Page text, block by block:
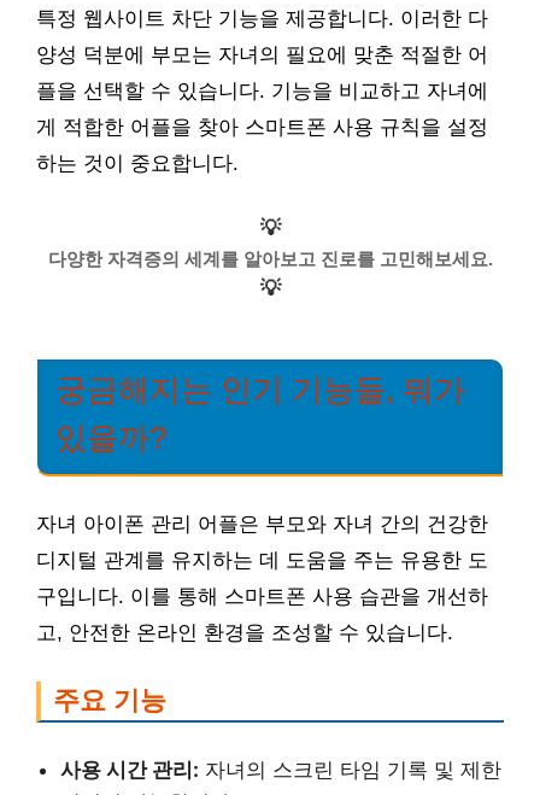
특정 웹사이트 차단 기능을 제공합니다. 이러한 다
양성 덕분에 부모는 자녀의 필요에 맞춘 적절한 어
플을 선택할 수 있습니다. 기능을 비교하고 자녀에
게 적합한 어플을 찾아 스마트폰 사용 규칙을 설정
하는 것이 중요합니다.
💡
다양한 자격증의 세계를 알아보고 진로를 고민해보세요.
💡
궁금해지는 인기 기능들, 뭐가
있을까?
자녀 아이폰 관리 어플은 부모와 자녀 간의 건강한
디지털 관계를 유지하는 데 도움을 주는 유용한 도
구입니다. 이를 통해 스마트폰 사용 습관을 개선하
고, 안전한 온라인 환경을 조성할 수 있습니다.
주요 기능
사용 시간 관리: 자녀의 스크린 타임 기록 및 제한